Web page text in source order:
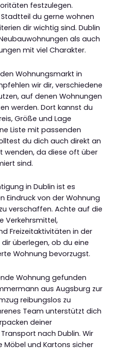
festzulegen.
du gerne wohnen
dir wichtig sind. Dublin
als auch
mit viel Charakter.
Wohnungsmarkt in
wir dir, verschiedene
auf denen Wohnungen
werden. Dort kannst du
Größe und Lage
Liste mit passenden
du dich auch direkt an
wenden, da diese oft über
sind.
in Dublin ist es
Eindruck von der Wohnung
verschaffen. Achte auf die
Verkehrsmittel,
Freizeitaktivitäten in der
überlegen, ob du eine
Wohnung bevorzugst.
Wohnung gefunden
aus Augsburg zur
reibungslos zu
Team unterstützt dich
deiner
nach Dublin. Wir
und Kartons sicher